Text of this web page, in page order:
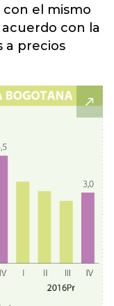
el mismo
acuerdo con la
a precios